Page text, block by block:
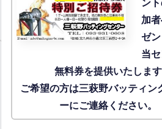
ン
加
ゼ
当
無料券を提供いたします
ご希望の方は三萩野バッティン
ーにご連絡ください。